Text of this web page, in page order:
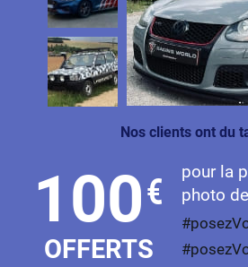
Ligier
Lincoln
Livan
Maserati
Maybach
Mazda
Nos clients ont du
100€
OFFERTS
pour la
photo